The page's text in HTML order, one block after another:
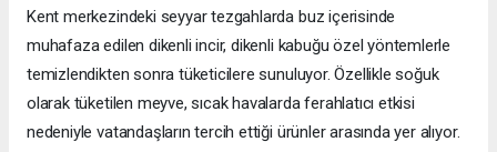
Kent merkezindeki seyyar tezgahlarda buz içerisinde
muhafaza edilen dikenli incir, dikenli kabuğu özel yöntemlerle
temizlendikten sonra tüketicilere sunuluyor. Özellikle soğuk
olarak tüketilen meyve, sıcak havalarda ferahlatıcı etkisi
nedeniyle vatandaşların tercih ettiği ürünler arasında yer alıyor.